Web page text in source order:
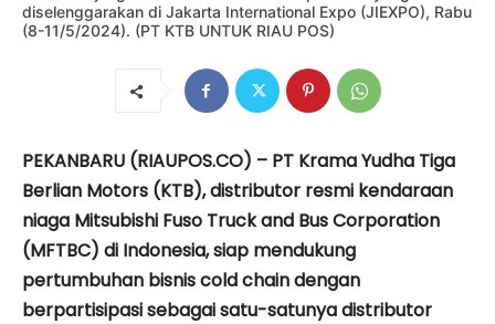
diselenggarakan di Jakarta International Expo (JIEXPO), Rabu
(8-11/5/2024). (PT KTB UNTUK RIAU POS)
PEKANBARU (RIAUPOS.CO) – PT Krama Yudha Tiga
Berlian Motors (KTB), distributor resmi kendaraan
niaga Mitsubishi Fuso Truck and Bus Corporation
(MFTBC) di Indonesia, siap mendukung
pertumbuhan bisnis cold chain dengan
berpartisipasi sebagai satu-satunya distributor